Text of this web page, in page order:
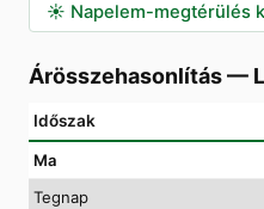
☀️ Napelem-megtérülés
Árösszehasonlítás—
Időszak
Ma
Tegnap